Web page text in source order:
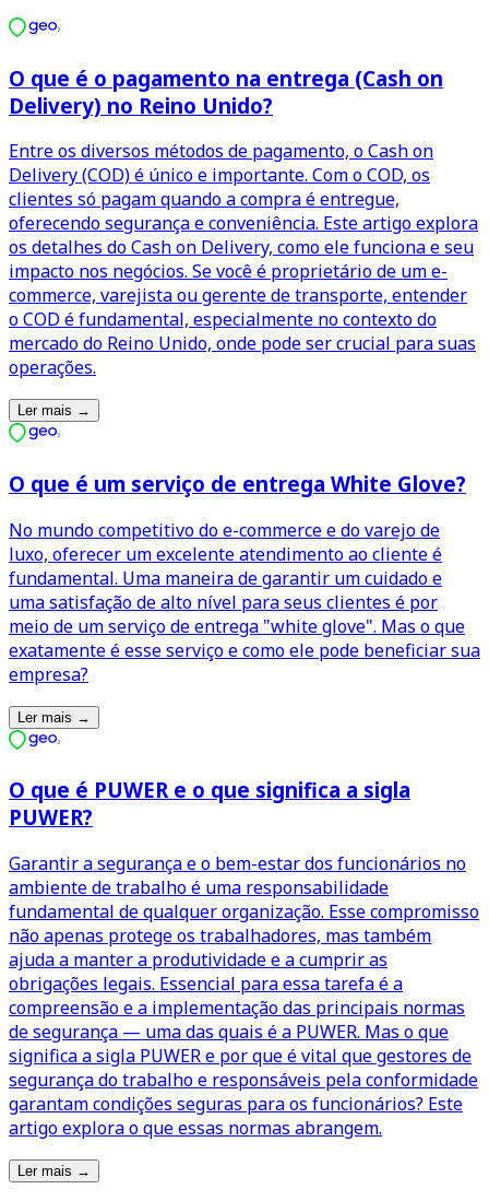
O que é o pagamento na entrega (Cash on
Delivery) no Reino Unido?
Entre os diversos métodos de pagamento, o Cash on
Delivery (COD) é único e importante. Com o COD, os
clientes só pagam quando a compra é entregue,
oferecendo segurança e conveniência. Este artigo explora
os detalhes do Cash on Delivery, como ele funciona e seu
impacto nos negócios. Se você é proprietário de um e-
commerce, varejista ou gerente de transporte, entender
o COD é fundamental, especialmente no contexto do
mercado do Reino Unido, onde pode ser crucial para suas
operações.
Ler mais →
O que é um serviço de entrega White Glove?
No mundo competitivo do e-commerce e do varejo de
luxo, oferecer um excelente atendimento ao cliente é
fundamental. Uma maneira de garantir um cuidado e
uma satisfação de alto nível para seus clientes é por
meio de um serviço de entrega "white glove". Mas o que
exatamente é esse serviço e como ele pode beneficiar sua
empresa?
Ler mais →
O que é PUWER e o que significa a sigla
PUWER?
Garantir a segurança e o bem-estar dos funcionários no
ambiente de trabalho é uma responsabilidade
fundamental de qualquer organização. Esse compromisso
não apenas protege os trabalhadores, mas também
ajuda a manter a produtividade e a cumprir as
obrigações legais. Essencial para essa tarefa é a
compreensão e a implementação das principais normas
de segurança — uma das quais é a PUWER. Mas o que
significa a sigla PUWER e por que é vital que gestores de
segurança do trabalho e responsáveis pela conformidade
garantam condições seguras para os funcionários? Este
artigo explora o que essas normas abrangem.
Ler mais →